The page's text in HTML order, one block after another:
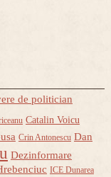
de politician
Catalin Voicu
Crin Antonescu Dan
Dezinformare
ICE Dunarea